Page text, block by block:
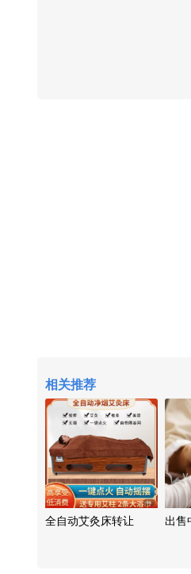
相关推荐
全自动艾灸床转让 出售